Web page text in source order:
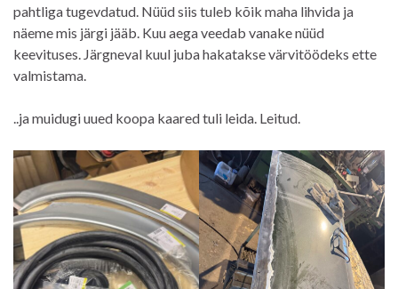
pahtliga tugevdatud. Nüüd siis tuleb kõik maha lihvida ja
näeme mis järgi jääb. Kuu aega veedab vanake nüüd
keevituses. Järgneval kuul juba hakatakse värvitöödeks ette
valmistama.
..ja muidugi uued koopa kaared tuli leida. Leitud.